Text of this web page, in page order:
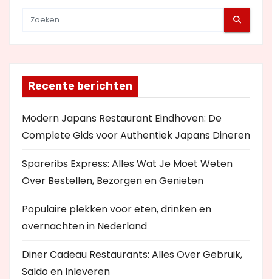
Recente berichten
Modern Japans Restaurant Eindhoven: De
Complete Gids voor Authentiek Japans Dineren
Spareribs Express: Alles Wat Je Moet Weten
Over Bestellen, Bezorgen en Genieten
Populaire plekken voor eten, drinken en
overnachten in Nederland
Diner Cadeau Restaurants: Alles Over Gebruik,
Saldo en Inleveren